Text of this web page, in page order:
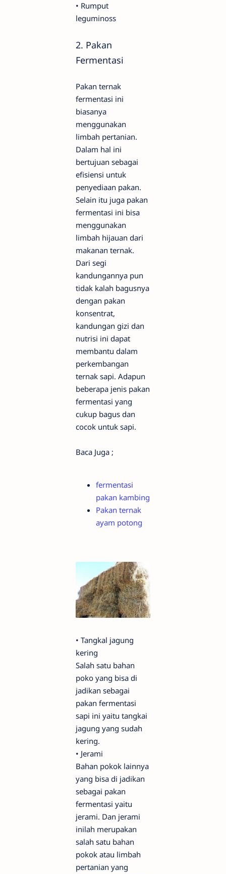
• Rumput
leguminoss
2. Pakan
Fermentasi
Pakan ternak
fermentasi ini
biasanya
menggunakan
limbah pertanian.
Dalam hal ini
bertujuan sebagai
efisiensi untuk
penyediaan pakan.
Selain itu juga pakan
fermentasi ini bisa
menggunakan
limbah hijauan dari
makanan ternak.
Dari segi
kandungannya pun
tidak kalah bagusnya
dengan pakan
konsentrat,
kandungan gizi dan
nutrisi ini dapat
membantu dalam
perkembangan
ternak sapi. Adapun
beberapa jenis pakan
fermentasi yang
cukup bagus dan
cocok untuk sapi.
Baca Juga ;
fermentasi
pakan kambing
Pakan ternak
ayam potong
• Tangkal jagung
kering
Salah satu bahan
poko yang bisa di
jadikan sebagai
pakan fermentasi
sapi ini yaitu tangkai
jagung yang sudah
kering.
• Jerami
Bahan pokok lainnya
yang bisa di jadikan
sebagai pakan
fermentasi yaitu
jerami. Dan jerami
inilah merupakan
salah satu bahan
pokok atau limbah
pertanian yang